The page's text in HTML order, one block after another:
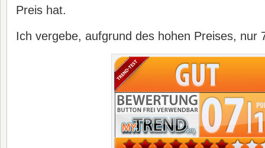
Preis hat.
Ich vergebe, aufgrund des hohen Preises, nur